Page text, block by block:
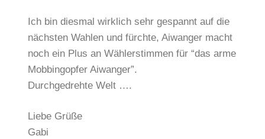
Ich bin diesmal wirklich sehr gespannt auf die
nächsten Wahlen und fürchte, Aiwanger macht
noch ein Plus an Wählerstimmen für “das arme
Mobbingopfer Aiwanger”.
Durchgedrehte Welt ….
Liebe Grüße
Gabi